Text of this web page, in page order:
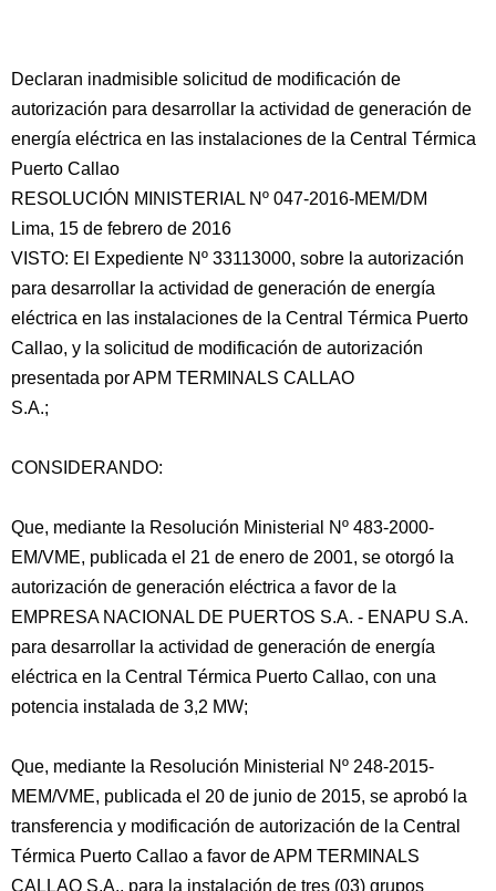
Declaran inadmisible solicitud de modificación de
autorización para desarrollar la actividad de generación de
energía eléctrica en las instalaciones de la Central Térmica
Puerto Callao
RESOLUCIÓN MINISTERIAL Nº 047-2016-MEM/DM
Lima, 15 de febrero de 2016
VISTO: El Expediente Nº 33113000, sobre la autorización
para desarrollar la actividad de generación de energía
eléctrica en las instalaciones de la Central Térmica Puerto
Callao, y la solicitud de modificación de autorización
presentada por APM TERMINALS CALLAO
S.A.;
CONSIDERANDO:
Que, mediante la Resolución Ministerial Nº 483-2000-
EM/VME, publicada el 21 de enero de 2001, se otorgó la
autorización de generación eléctrica a favor de la
EMPRESA NACIONAL DE PUERTOS S.A. - ENAPU S.A.
para desarrollar la actividad de generación de energía
eléctrica en la Central Térmica Puerto Callao, con una
potencia instalada de 3,2 MW;
Que, mediante la Resolución Ministerial Nº 248-2015-
MEM/VME, publicada el 20 de junio de 2015, se aprobó la
transferencia y modificación de autorización de la Central
Térmica Puerto Callao a favor de APM TERMINALS
CALLAO S.A., para la instalación de tres (03) grupos